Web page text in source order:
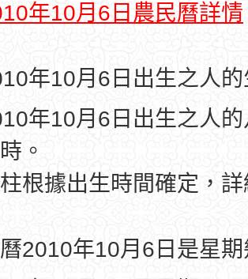
年10月6日農民曆詳情
年10月6日出生之人
年10月6日出生之人
。
根據出生時間確定，
2010年10月6日是星